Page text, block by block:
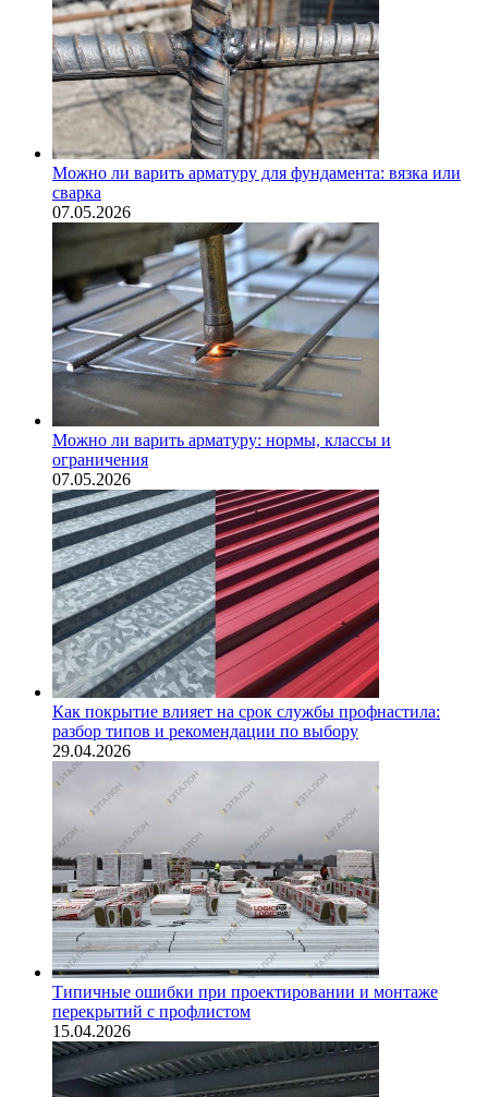
Можно ли варить арматуру для фундамента: вязка или
сварка
07.05.2026
Можно ли варить арматуру: нормы, классы и
ограничения
07.05.2026
Как покрытие влияет на срок службы профнастила:
разбор типов и рекомендации по выбору
29.04.2026
Типичные ошибки при проектировании и монтаже
перекрытий с профлистом
15.04.2026